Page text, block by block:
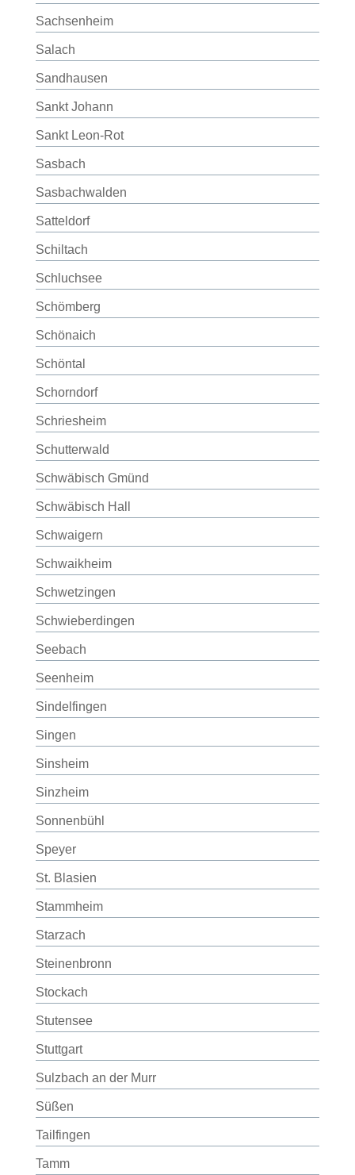
Sachsenheim
Salach
Sandhausen
Sankt Johann
Sankt Leon-Rot
Sasbach
Sasbachwalden
Satteldorf
Schiltach
Schluchsee
Schömberg
Schönaich
Schöntal
Schorndorf
Schriesheim
Schutterwald
Schwäbisch Gmünd
Schwäbisch Hall
Schwaigern
Schwaikheim
Schwetzingen
Schwieberdingen
Seebach
Seenheim
Sindelfingen
Singen
Sinsheim
Sinzheim
Sonnenbühl
Speyer
St. Blasien
Stammheim
Starzach
Steinenbronn
Stockach
Stutensee
Stuttgart
Sulzbach an der Murr
Süßen
Tailfingen
Tamm